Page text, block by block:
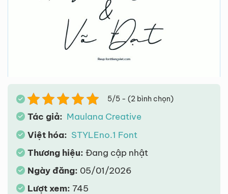
5/5 - (2 bình chọn)
Tác giả: Maulana Creative
Việt hóa: STYLEno.1 Font
Thương hiệu: Đang cập nhật
Ngày đăng: 05/01/2026
Lượt xem: 745